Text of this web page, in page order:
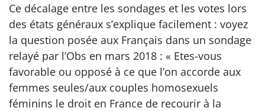
Ce décalage entre les sondages et les votes lors
des états généraux s’explique facilement : voyez
la question posée aux Français dans un sondage
relayé par l’Obs en mars 2018 : « Etes-vous
favorable ou opposé à ce que l’on accorde aux
femmes seules/aux couples homosexuels
féminins le droit en France de recourir à la